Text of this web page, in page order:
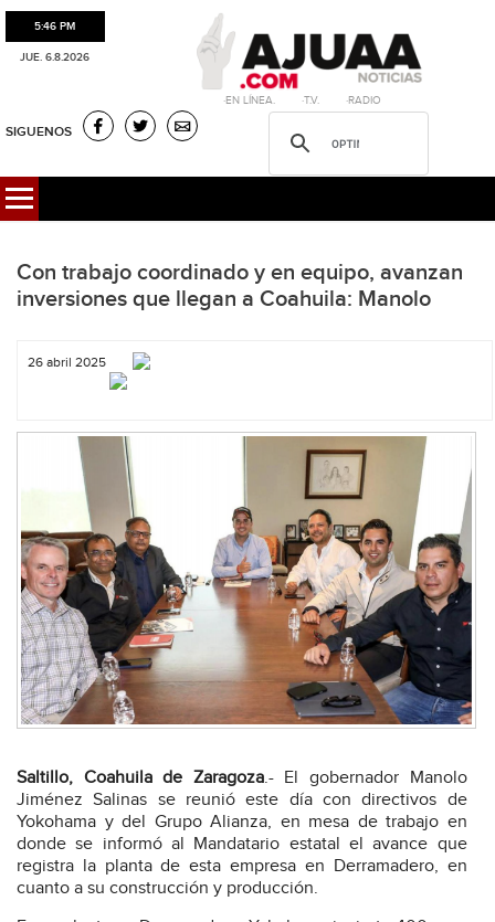
5:46 PM
JUE. 6.8.2026
·EN LÍNEA. ·T.V. ·RADIO
SIGUENOS
Con trabajo coordinado y en equipo, avanzan
inversiones que llegan a Coahuila: Manolo
26 abril 2025
Saltillo, Coahuila de Zaragoza.- El gobernador Manolo
Jiménez Salinas se reunió este día con directivos de
Yokohama y del Grupo Alianza, en mesa de trabajo en
donde se informó al Mandatario estatal el avance que
registra la planta de esta empresa en Derramadero, en
cuanto a su construcción y producción.